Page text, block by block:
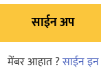
साईन अप
मेंबर आहात ?साईन इन